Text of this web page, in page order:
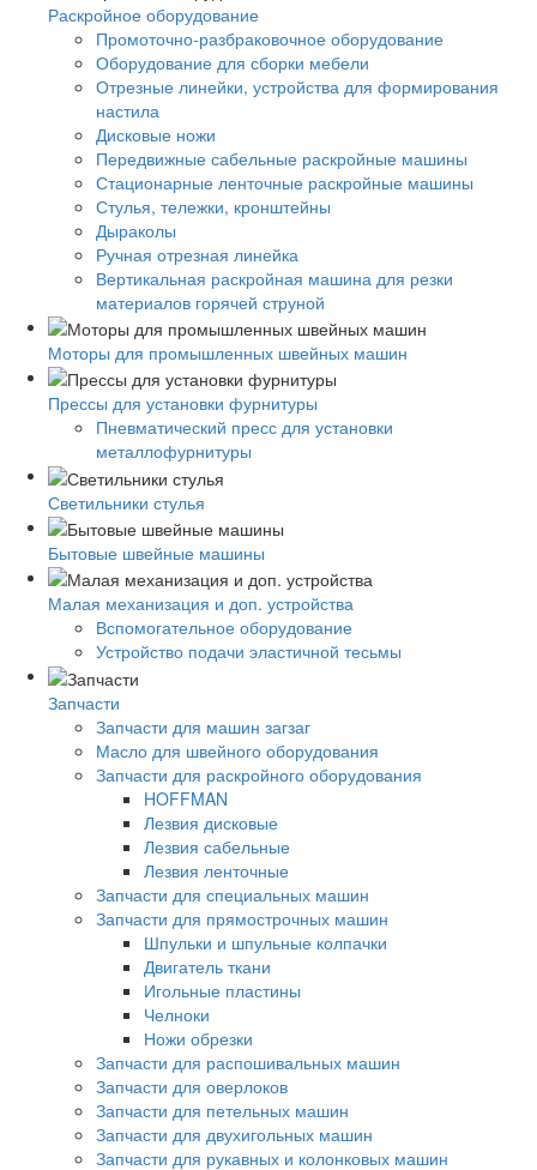
Раскройное оборудование
Промоточно-разбраковочное оборудование
Оборудование для сборки мебели
Отрезные линейки, устройства для формирования
настила
Дисковые ножи
Передвижные сабельные раскройные машины
Стационарные ленточные раскройные машины
Стулья, тележки, кронштейны
Дыраколы
Ручная отрезная линейка
Вертикальная раскройная машина для резки
материалов горячей струной
Моторы для промышленных швейных машин
Прессы для установки фурнитуры
Пневматический пресс для установки
металлофурнитуры
Светильники стулья
Бытовые швейные машины
Малая механизация и доп. устройства
Вспомогательное оборудование
Устройство подачи эластичной тесьмы
Запчасти
Запчасти для машин загзаг
Масло для швейного оборудования
Запчасти для раскройного оборудования
HOFFMAN
Лезвия дисковые
Лезвия сабельные
Лезвия ленточные
Запчасти для специальных машин
Запчасти для прямострочных машин
Шпульки и шпульные колпачки
Двигатель ткани
Игольные пластины
Челноки
Ножи обрезки
Запчасти для распошивальных машин
Запчасти для оверлоков
Запчасти для петельных машин
Запчасти для двухигольных машин
Запчасти для рукавных и колонковых машин